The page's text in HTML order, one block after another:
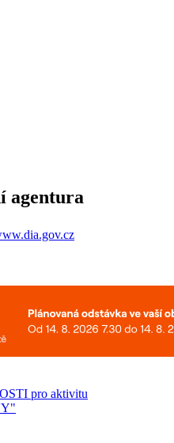
agentura
pro aktivitu